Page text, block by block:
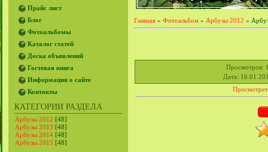
Прайс лист
Блог
Фотоальбомы
Каталог статей
Доска объявлений
Гостевая книга
Информация о сайте
Контакты
КАТЕГОРИИ РАЗДЕЛА
Арбузы 2012 [48]
Арбузы 2013 [48]
Арбузы 2014 [48]
Арбузы 2015 [48]
Главная » Фотоальбом » Арбузы 2012 »
Просмотров:
Дата: